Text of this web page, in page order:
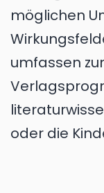
möglichen
umfassen
oder die